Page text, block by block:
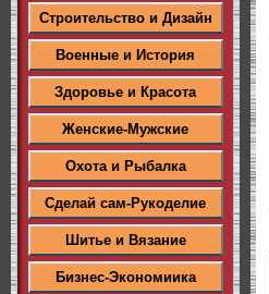
Строительство и Дизайн
Военные и История
Здоровье и Красота
Женские-Мужские
Охота и Рыбалка
Сделай сам-Рукоделие
Шитье и Вязание
Бизнес-Экономиика